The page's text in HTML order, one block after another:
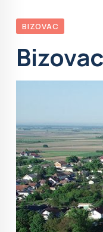
BIZOVAC
Bizovac